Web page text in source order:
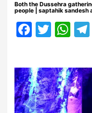
Both the Dussehra
people | saptahik sandesh